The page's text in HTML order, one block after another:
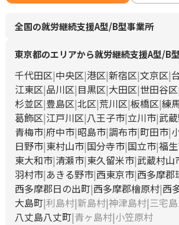
全国の就労継続支援A型/B型事業所
東京都のエリアから就労継続支援A型/B
千代田区 中央区 港区 新宿区 文京区
江東区 品川区 目黒区 大田区 世田谷区
杉並区 豊島区 北区 荒川区 板橋区 練
葛飾区 江戸川区 八王子市 立川市 武
青梅市 府中市 昭島市 調布市 町田市
日野市 東村山市 国分寺市 国立市 福
東大和市 清瀬市 東久留米市 武蔵村山
羽村市 あきる野市 西東京市 西多摩郡
西多摩郡日の出町 西多摩郡檜原村 西
大島町 利島村 新島村 神津島村 三宅
八丈島八丈町 青ヶ島村 小笠原村